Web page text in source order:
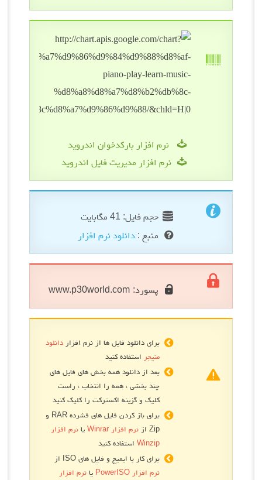
نرم افزار بارکدخوان اندروید
نرم افزار مدیریت فایل اندروید
حجم فایل: 41 مگابایت
منبع : دانلود نرم افزار
پسورد: www.p30world.com
برای دانلود فایل ها از نرم افزار دانلود
منیجر استفاده کنید
بعد از دانلود همه بخش های فایل های
چند بخشی ، همه را انتخاب ، راست
کلیک و گزینه اکسترکت را کلیک کنید
برای باز کردن فایل های فشرده RAR و
Zip از
نرم افزار Winrar یا نرم افزار
Winzipاستفاده کنید
برای کار با ایمیج و فایل های ISO از
نرم افزار PowerISO
یا نرم افزار